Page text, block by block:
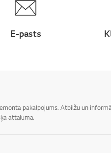
E-pasts
pakalpojums. Atbilžu un
attālumā.